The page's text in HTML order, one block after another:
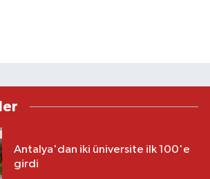
Antalya'dan iki üniversite ilk 100'e
girdi